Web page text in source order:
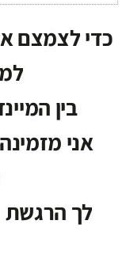
כדי לצמצם
בין
אני
לך הרגשת